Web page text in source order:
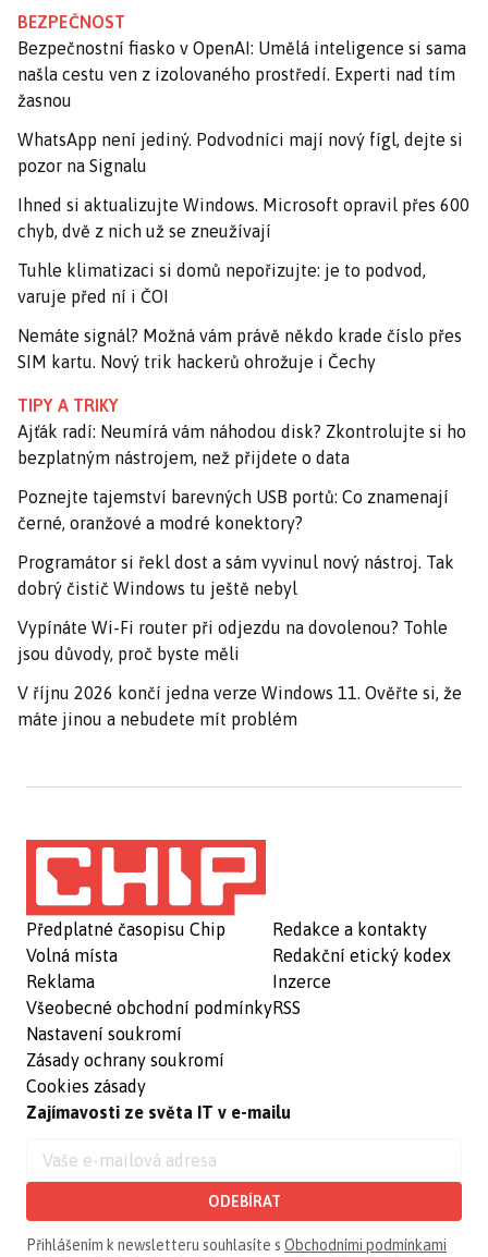
BEZPEČNOST
Bezpečnostní fiasko v OpenAI: Umělá inteligence si sama
našla cestu ven z izolovaného prostředí. Experti nad tím
žasnou
WhatsApp není jediný. Podvodníci mají nový fígl, dejte si
pozor na Signalu
Ihned si aktualizujte Windows. Microsoft opravil přes 600
chyb, dvě z nich už se zneužívají
Tuhle klimatizaci si domů nepořizujte: je to podvod,
varuje před ní i ČOI
Nemáte signál? Možná vám právě někdo krade číslo přes
SIM kartu. Nový trik hackerů ohrožuje i Čechy
TIPY A TRIKY
Ajťák radí: Neumírá vám náhodou disk? Zkontrolujte si ho
bezplatným nástrojem, než přijdete o data
Poznejte tajemství barevných USB portů: Co znamenají
černé, oranžové a modré konektory?
Programátor si řekl dost a sám vyvinul nový nástroj. Tak
dobrý čistič Windows tu ještě nebyl
Vypínáte Wi-Fi router při odjezdu na dovolenou? Tohle
jsou důvody, proč byste měli
V říjnu 2026 končí jedna verze Windows 11. Ověřte si, že
máte jinou a nebudete mít problém
Předplatné časopisu Chip
Volná místa
Reklama
Všeobecné obchodní podmínky
Nastavení soukromí
Zásady ochrany soukromí
Cookies zásady
Redakce a kontakty
Redakční etický kodex
Inzerce
RSS
Zajímavosti ze světa IT v e-mailu
ODEBÍRAT
Přihlášením k newsletteru souhlasíte s Obchodními podmínkami